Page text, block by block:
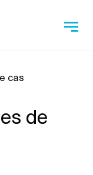
cas
de